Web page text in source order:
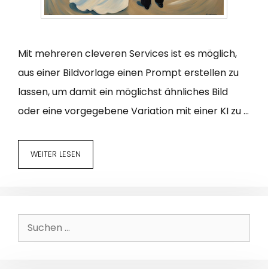
Mit mehreren cleveren Services ist es möglich,
aus einer Bildvorlage einen Prompt erstellen zu
lassen, um damit ein möglichst ähnliches Bild
oder eine vorgegebene Variation mit einer KI zu …
WEITER LESEN
Suchen
nach: